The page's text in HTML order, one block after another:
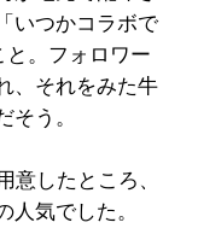
いつかコラボで
と。フォロワー
、それをみた牛
う。
意したところ、
気でした。